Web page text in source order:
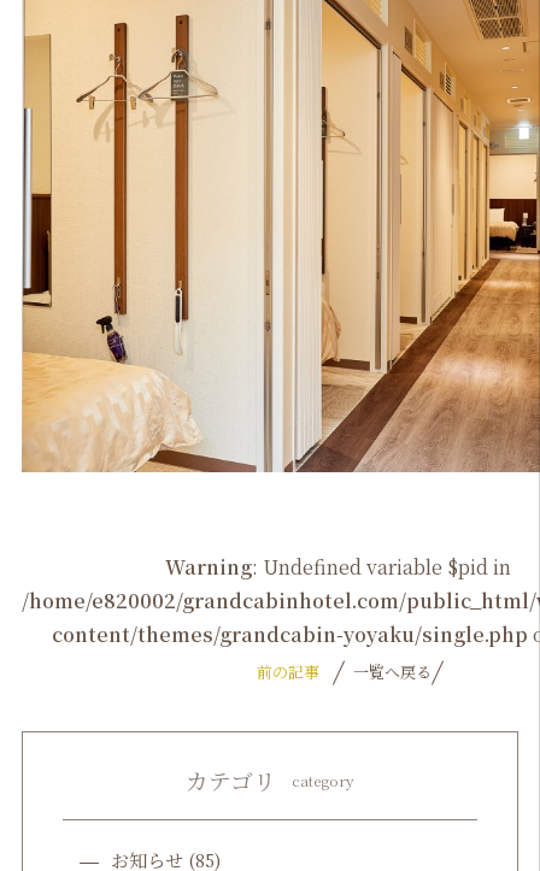
Warning: Undefined variable $pid in
/home/e820002/grandcabinhotel.com/
content/themes/grandcabin-yoyaku/single.php
前の記事 一覧へ戻る
カテゴリ category
お知らせ(85)